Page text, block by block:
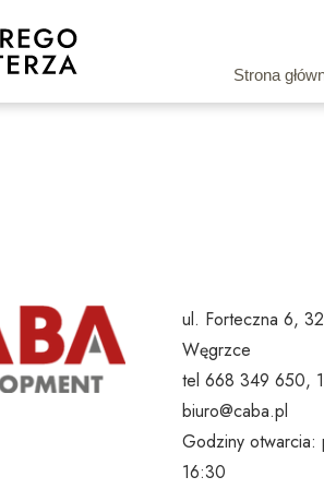
Strona
ul. Forteczna 6,
Węgrzce
tel 668 349 650,
biuro@caba.pl
Godziny
16:30